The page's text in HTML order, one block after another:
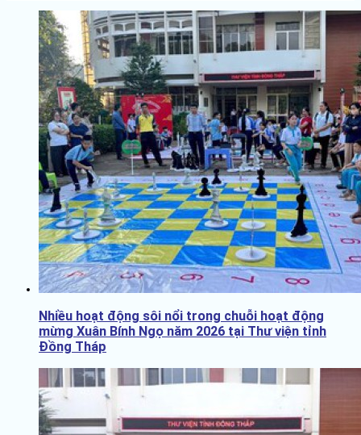
Nhiều hoạt động sôi nổi trong chuỗi hoạt động
mừng Xuân Bính Ngọ năm 2026 tại Thư viện tỉnh
Đồng Tháp